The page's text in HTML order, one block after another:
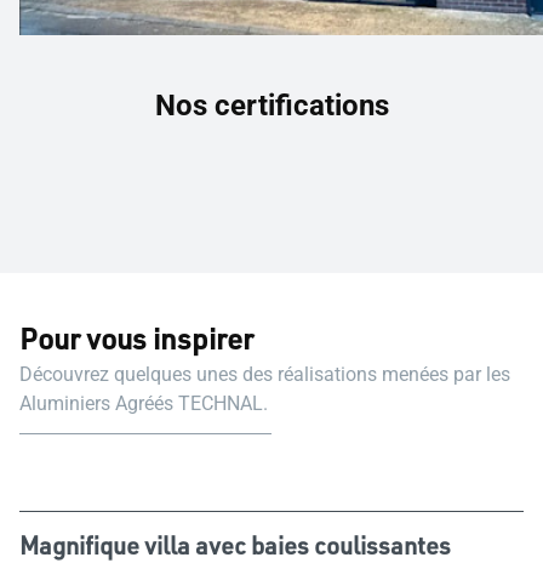
Nos certifications
Pour vous inspirer
Découvrez quelques unes des réalisations menées par les
Aluminiers Agréés TECHNAL.
Magnifique villa avec baies coulissantes